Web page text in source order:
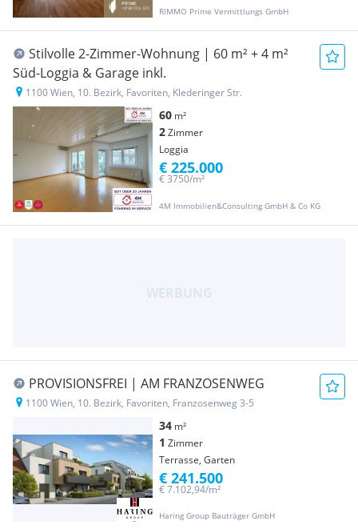
RIMMO Prime Vermittlungs GmbH
Stilvolle 2-Zimmer-Wohnung | 60 m² + 4 m²
Süd-Loggia & Garage inkl.
1100 Wien, 10. Bezirk, Favoriten, Klederinger Str.
60 m²
2Zimmer
Loggia
4M Immobilien&Consulting GmbH & Co KG
€ 3750/m²
€ 225.000
PROVISIONSFREI | AM FRANZOSENWEG
1100 Wien, 10. Bezirk, Favoriten, Franzosenweg 3-5
34 m²
1 Zimmer
Terrasse, Garten
Haring Group Bauträger GmbH
€ 7.102,94/m²
€ 241.500